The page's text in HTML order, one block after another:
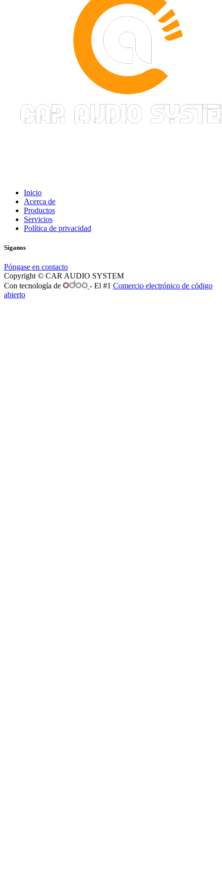
Inicio
Acerca de
Productos
Servicios
Política de privacidad
Síganos
Póngase en contacto
Copyright © CAR AUDIO SYSTEM
Con tecnología de
- El #1 Comercio electrónico de código
abierto